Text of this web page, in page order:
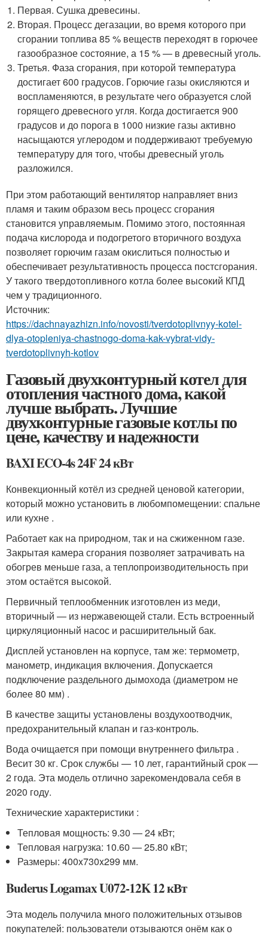
Первая. Сушка древесины.
Вторая. Процесс дегазации, во время которого при
сгорании топлива 85 % веществ переходят в горючее
газообразное состояние, а 15 % — в древесный уголь.
Третья. Фаза сгорания, при которой температура
достигает 600 градусов. Горючие газы окисляются и
воспламеняются, в результате чего образуется слой
горящего древесного угля. Когда достигается 900
градусов и до порога в 1000 низкие газы активно
насыщаются углеродом и поддерживают требуемую
температуру для того, чтобы древесный уголь
разложился.
При этом работающий вентилятор направляет вниз
пламя и таким образом весь процесс сгорания
становится управляемым. Помимо этого, постоянная
подача кислорода и подогретого вторичного воздуха
позволяет горючим газам окислиться полностью и
обеспечивает результативность процесса постсгорания.
У такого твердотопливного котла более высокий КПД
чем у традиционного.
Источник:
https://dachnayazhizn.info/novosti/tverdotoplivnyy-kotel-
dlya-otopleniya-chastnogo-doma-kak-vybrat-vidy-
tverdotoplivnyh-kotlov
Газовый двухконтурный котел для
отопления частного дома, какой
лучше выбрать. Лучшие
двухконтурные газовые котлы по
цене, качеству и надежности
BAXI ECO-4s 24F 24 кВт
Конвекционный котёл из средней ценовой категории,
который можно установить в любомпомещении: спальне
или кухне .
Работает как на природном, так и на сжиженном газе.
Закрытая камера сгорания позволяет затрачивать на
обогрев меньше газа, а теплопроизводительность при
этом остаётся высокой.
Первичный теплообменник изготовлен из меди,
вторичный — из нержавеющей стали. Есть встроенный
циркуляционный насос и расширительный бак.
Дисплей установлен на корпусе, там же: термометр,
манометр, индикация включения. Допускается
подключение раздельного дымохода (диаметром не
более 80 мм) .
В качестве защиты установлены воздухоотводчик,
предохранительный клапан и газ-контроль.
Вода очищается при помощи внутреннего фильтра .
Весит 30 кг. Срок службы — 10 лет, гарантийный срок —
2 года. Эта модель отлично зарекомендовала себя в
2020 году.
Технические характеристики :
Тепловая мощность: 9.30 — 24 кВт;
Тепловая нагрузка: 10.60 — 25.80 кВт;
Размеры: 400x730x299 мм.
Buderus Logamax U072-12K 12 кВт
Эта модель получила много положительных отзывов
покупателей: пользователи отзываются онём как о